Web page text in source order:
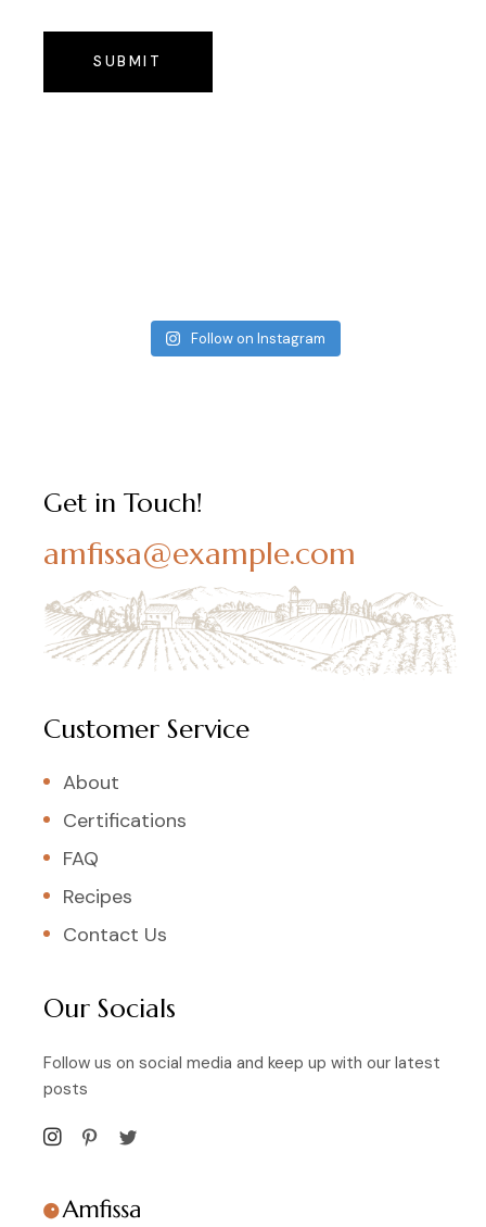
SUBMIT
Follow on Instagram
Get in Touch!
amfissa@example.com
Customer Service
About
Certifications
FAQ
Recipes
Contact Us
Our Socials
Follow us on social media and keep up with our latest
posts